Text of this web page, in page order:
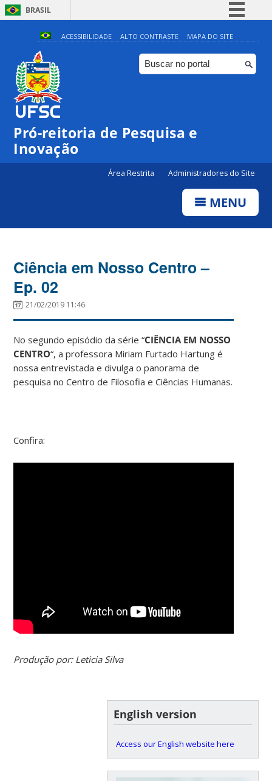
BRASIL
Simplifique!
Comunica BR
Participe
Canais
ACESSIBILIDADE ALTO CONTRASTE MAPA DO SITE
Pró-reitoria de Pesquisa e
Inovação
Área Restrita Administradores do Site
MENU
Ciência em Nosso Centro –
Ep. 02
21/02/2019 11:46
No segundo episódio da série “CIÊNCIA EM NOSSO
CENTRO“, a professora Miriam Furtado Hartung é
nossa entrevistada e divulga o panorama de
pesquisa no Centro de Filosofia e Ciências Humanas.
Confira:
Produção por: Leticia Silva
English version
Access our English website here